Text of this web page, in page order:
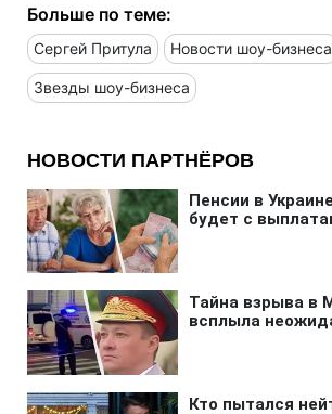
Больше по теме:
Сергей Притула Новости шоу-бизнеса
Звезды шоу-бизнеса